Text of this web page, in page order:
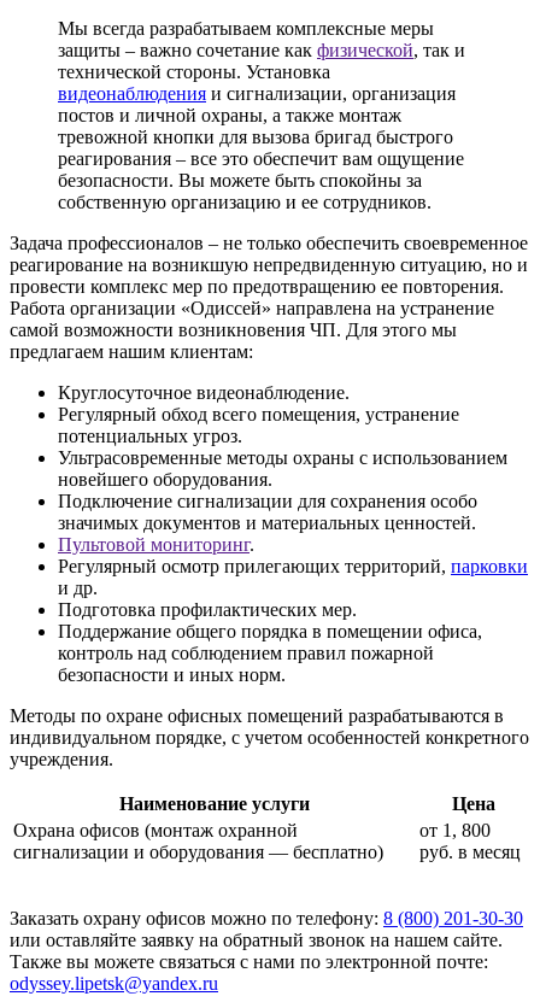
Мы всегда разрабатываем комплексные меры
защиты – важно сочетание как физической, так и
технической стороны. Установка
видеонаблюдения и сигнализации, организация
постов и личной охраны, а также монтаж
тревожной кнопки для вызова бригад быстрого
реагирования – все это обеспечит вам ощущение
безопасности. Вы можете быть спокойны за
собственную организацию и ее сотрудников.
Задача профессионалов – не только обеспечить своевременное
реагирование на возникшую непредвиденную ситуацию, но и
провести комплекс мер по предотвращению ее повторения.
Работа организации «Одиссей» направлена на устранение
самой возможности возникновения ЧП. Для этого мы
предлагаем нашим клиентам:
Круглосуточное видеонаблюдение.
Регулярный обход всего помещения, устранение
потенциальных угроз.
Ультрасовременные методы охраны с использованием
новейшего оборудования.
Подключение сигнализации для сохранения особо
значимых документов и материальных ценностей.
Пультовой мониторинг.
Регулярный осмотр прилегающих территорий, парковки
и др.
Подготовка профилактических мер.
Поддержание общего порядка в помещении офиса,
контроль над соблюдением правил пожарной
безопасности и иных норм.
Методы по охране офисных помещений разрабатываются в
индивидуальном порядке, с учетом особенностей конкретного
учреждения.
Наименование услуги
Цена
Охрана офисов (монтаж охранной
сигнализации и оборудования — бесплатно)
от 1, 800
руб. в месяц
Заказать охрану офисов можно по телефону: 8 (800) 201-30-30
или оставляйте заявку на обратный звонок на нашем сайте.
Также вы можете связаться с нами по электронной почте:
odyssey.lipetsk@yandex.ru